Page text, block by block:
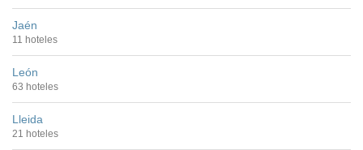
Jaén
11 hoteles
León
63 hoteles
Lleida
21 hoteles